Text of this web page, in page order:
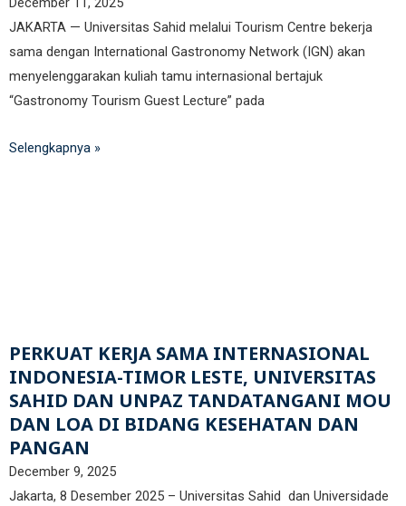
JAKARTA — Universitas Sahid melalui Tourism Centre bekerja
sama dengan International Gastronomy Network (IGN) akan
menyelenggarakan kuliah tamu internasional bertajuk
“Gastronomy Tourism Guest Lecture” pada
Selengkapnya »
PERKUAT KERJA SAMA INTERNASIONAL
INDONESIA-TIMOR LESTE, UNIVERSITAS
SAHID DAN UNPAZ TANDATANGANI MOU
DAN LOA DI BIDANG KESEHATAN DAN
PANGAN
December 9, 2025
Jakarta, 8 Desember 2025 – Universitas Sahid dan Universidade